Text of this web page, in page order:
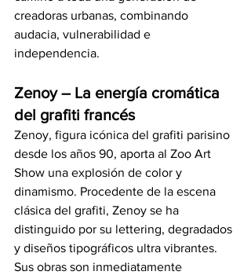
creadoras urbanas, combinando
audacia, vulnerabilidad e
independencia.
Zenoy – La energía cromática
del grafiti francés
Zenoy, figura icónica del grafiti parisino
desde los años 90, aporta al Zoo Art
Show una explosión de color y
dinamismo. Procedente de la escena
clásica del grafiti, Zenoy se ha
distinguido por su lettering, degradados
y diseños tipográficos ultra vibrantes.
Sus obras son inmediatamente